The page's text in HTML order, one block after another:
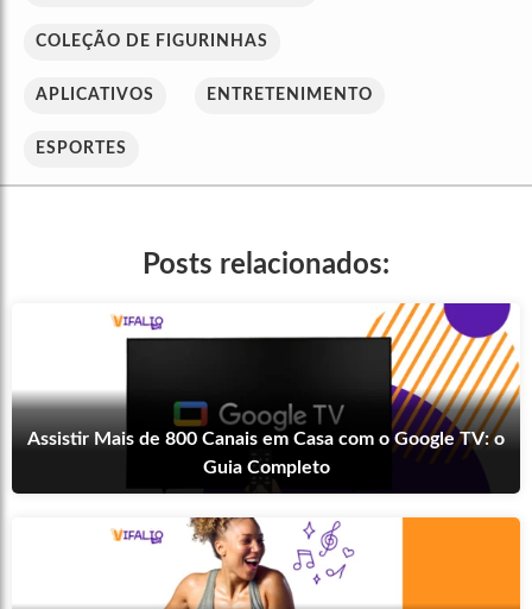
COLEÇÃO DE FIGURINHAS
APLICATIVOS ENTRETENIMENTO
ESPORTES
Posts relacionados:
Assistir Mais de 800 Canais em Casa com o Google TV: o
Guia Completo